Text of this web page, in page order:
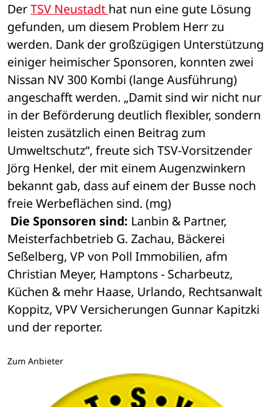
Der TSV Neustadt hat nun eine gute Lösung
gefunden, um diesem Problem Herr zu
werden. Dank der großzügigen Unterstützung
einiger heimischer Sponsoren, konnten zwei
Nissan NV 300 Kombi (lange Ausführung)
angeschafft werden. „Damit sind wir nicht nur
in der Beförderung deutlich flexibler, sondern
leisten zusätzlich einen Beitrag zum
Umweltschutz“, freute sich TSV-Vorsitzender
Jörg Henkel, der mit einem Augenzwinkern
bekannt gab, dass auf einem der Busse noch
freie Werbeflächen sind. (mg)
Die Sponsoren sind: Lanbin & Partner,
Meisterfachbetrieb G. Zachau, Bäckerei
Seßelberg, VP von Poll Immobilien, afm
Christian Meyer, Hamptons - Scharbeutz,
Küchen & mehr Haase, Urlando, Rechtsanwalt
Koppitz, VPV Versicherungen Gunnar Kapitzki
und der reporter.
Zum Anbieter